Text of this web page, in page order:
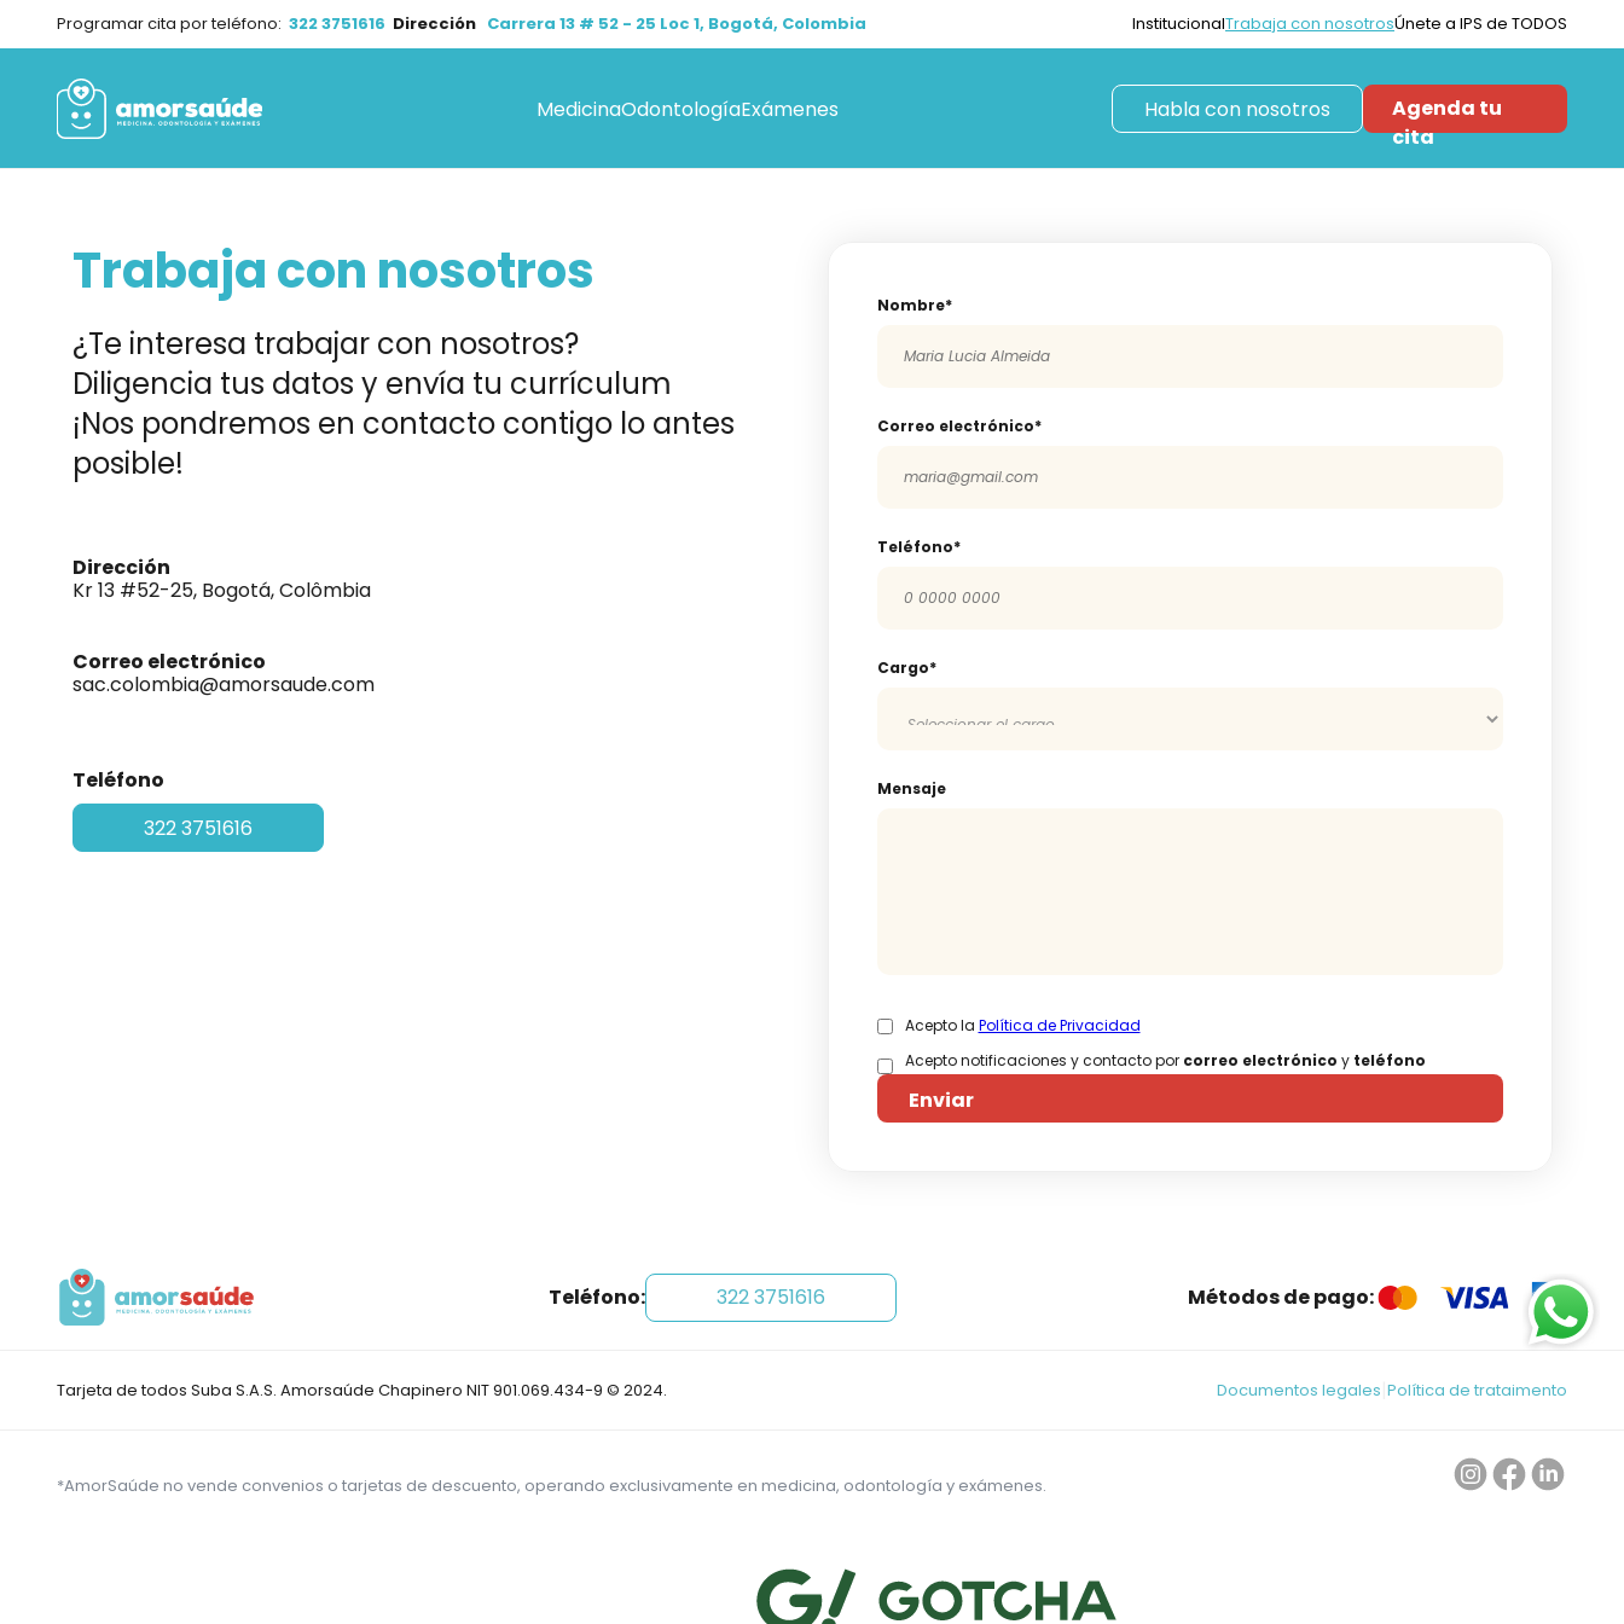
Programar cita por teléfono: 322 3751616 Dirección Carrera 13 # 52 - 25 Loc 1, Bogotá, Colombia InstitucionalTrabaja con nosotrosÚnete a IPS de TODOS
MedicinaOdontologíaExámenes Habla con nosotros
Agenda tu
cita
Trabaja con nosotros
¿Te interesa trabajar con nosotros?
Diligencia tus datos y envía tu currículum
¡Nos pondremos en contacto contigo lo antes
posible!
Dirección
Kr 13 #52-25, Bogotá, Colômbia
Correo electrónico
sac.colombia@amorsaude.com
Teléfono
322 3751616
Nombre*
Correo electrónico*
Teléfono*
Cargo*
Mensaje
Acepto la Política de Privacidad
Acepto notificaciones y contacto por correo electrónico y teléfono
Teléfono: 322 3751616 Métodos de pago:
Tarjeta de todos Suba S.A.S. Amorsaúde Chapinero NIT 901.069.434-9 © 2024. Documentos legales Política de trataimento
*AmorSaúde no vende convenios o tarjetas de descuento, operando exclusivamente en medicina, odontología y exámenes.